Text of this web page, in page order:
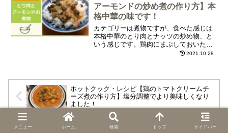
す。しいたけと一緒に煮つけたのが大成
功。シンプルでうまみのある煮物です。
アーモンドの炒め煮の作り方】本
格中華の味です！
カテゴリーは煮物ですが、食べた感じは
本格中華のとり肉とナッツの炒め物、と
いう感じです。鶏肉にまぶしておいたか
たくり粉が野菜から出たうま味を閉じ込
2021.10.28
ホットクック・レシピ【鶏のトマトクリームチ
ーズ煮の作り方】塩分調整でより美味しくなり
ました！
ホットクック・レシピ【タンドーリチキンの作
り方】我が家今年のクリスマス食卓にノミネー
メニュー ホーム 検索 トップ サイドバー